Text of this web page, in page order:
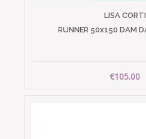
LISA CORTI
RUNNER 50x150 DAM
€105.00